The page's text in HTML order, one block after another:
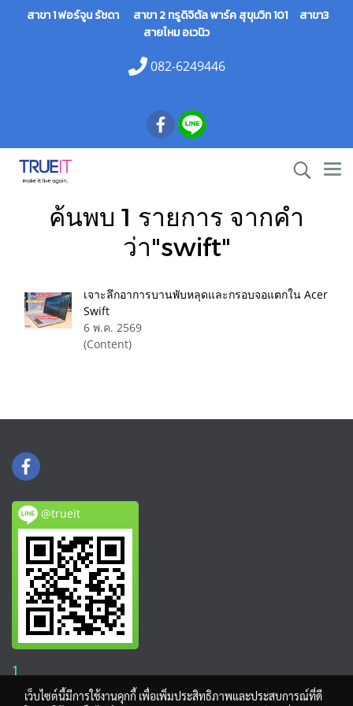
สาขา 1 ฟอร์จูน รัชดา สาขา 2 ทรูดิจิตัล พาร์ค สุขุมวิท 101 สาขา3
สายไหม อเวนิว
082-6249446
ค้นพบ 1 รายการ จากคำ
ว่า"swift"
เจาะลึกอาการบานพับหลุดและกรอบจอแตกใน Acer
Swift
6 พ.ค. 2569
(Content)
@trueit
1
เว็บไซต์นี้มีการใช้งานคุกกี้ เพื่อเพิ่มประสิทธิภาพและประสบการณ์ที่ดี